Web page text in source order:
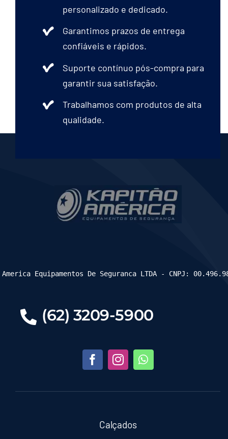
personalizado e dedicado.
Garantimos prazos de entrega
confiáveis e rápidos.
Suporte contínuo pós-compra para
garantir sua satisfação.
Trabalhamos com produtos de alta
qualidade.
(62) 3209-5900
Calçados
Equipamentos De Seguranca LTDA - CNPJ: